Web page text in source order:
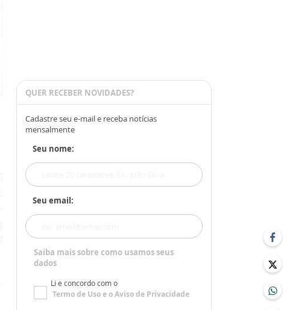
QUER RECEBER NOVIDADES?
Cadastre seu e-mail e receba notícias
mensalmente
Seu nome:
Seu email:
Saiba mais sobre como usamos seus
dados
Li e concordo com o
Termo de Usoe oAviso de Privacidade